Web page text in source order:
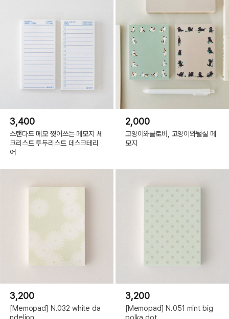
3,400
스탠다드 메모 찢어쓰는 메모지 체
크리스트 투두리스트 데스크테리
어
2,000
고양이와클로버, 고양이와털실 메
모지
3,200
[Memopad] N.032 white da
3,200
[Memopad] N.051 mint big